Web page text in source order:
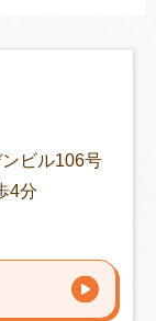
ビル106号
4分